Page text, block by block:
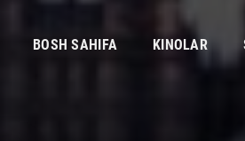
BOSH SAHIFA KINOLAR